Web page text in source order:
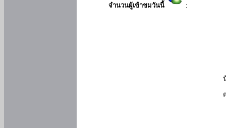
จำนวนผู้เข้าชมวันนี้ :